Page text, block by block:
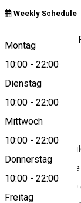
Weekly Schedule
Montag
10:00 - 22:00
Dienstag
10:00 - 22:00
Mittwoch
10:00 - 22:00
Donnerstag
10:00 - 22:00
Freitag
Piața Mare, Sibiu,
View on map
About
Spre bucuria
centrul Sibiului
capacitate de